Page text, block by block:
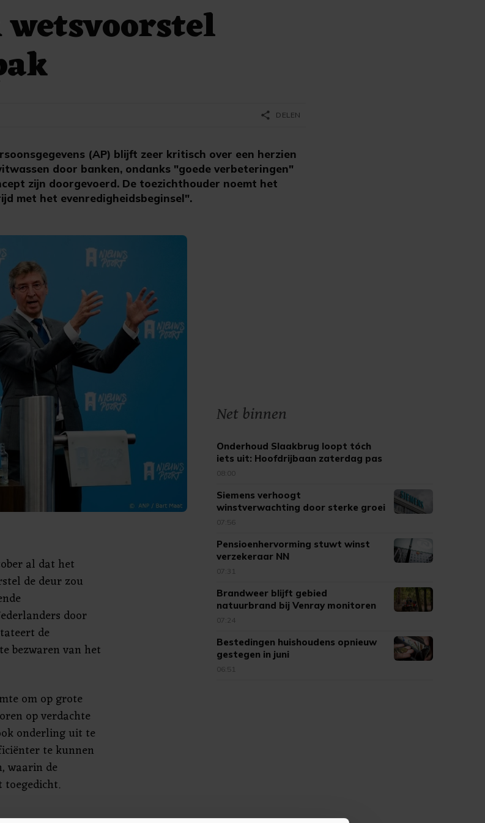
(AP) blijft zeer kritisch over een herzien
door banken, ondanks "goede verbeteringen"
zijn doorgevoerd. De toezichthouder noemt het
met het evenredigheidsbeginsel".
share DELEN
al dat het
de deur zou
door
de
bezwaren van het
om op grote
op verdachte
onderling uit te
te kunnen
waarin de
Net binnen
Onderhoud Slaakbrug loopt tóch
iets uit: Hoofdrijbaan zaterdag pas
open
08:00
Siemens verhoogt
winstverwachting door sterke groei
datacenters
07:56
Pensioenhervorming stuwt winst
verzekeraar NN
07:31
Brandweer blijft gebied
natuurbrand bij Venray monitoren
07:24
Bestedingen huishoudens opnieuw
gestegen in juni
06:51